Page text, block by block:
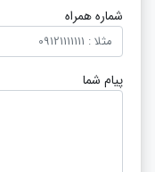
شماره همراه
پیام شما